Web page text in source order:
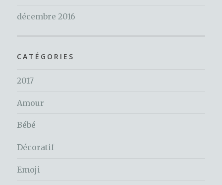
décembre 2016
CATÉGORIES
2017
Amour
Bébé
Décoratif
Emoji